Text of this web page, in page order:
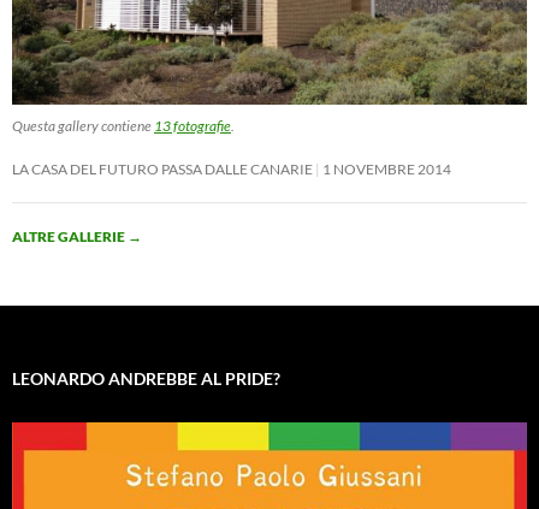
Questa gallery contiene 13 fotografie.
LA CASA DEL FUTURO PASSA DALLE CANARIE 1 NOVEMBRE 2014
ALTRE GALLERIE →
LEONARDO ANDREBBE AL PRIDE?